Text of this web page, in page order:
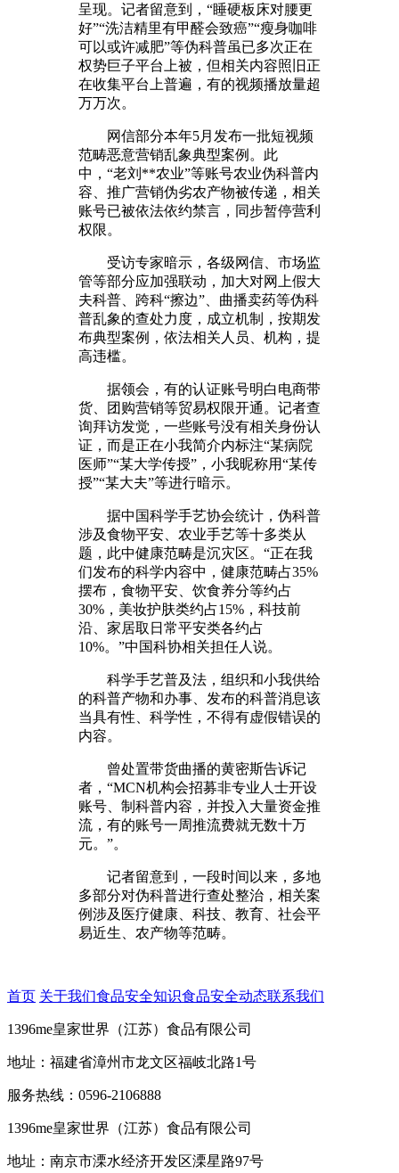
呈现。记者留意到，“睡硬板床对腰更
好”“洗洁精里有甲醛会致癌”“瘦身咖啡
可以或许减肥”等伪科普虽已多次正在
权势巨子平台上被，但相关内容照旧正
在收集平台上普遍，有的视频播放量超
万万次。
网信部分本年5月发布一批短视频
范畴恶意营销乱象典型案例。此
中，“老刘**农业”等账号农业伪科普内
容、推广营销伪劣农产物被传递，相关
账号已被依法依约禁言，同步暂停营利
权限。
受访专家暗示，各级网信、市场监
管等部分应加强联动，加大对网上假大
夫科普、跨科“擦边”、曲播卖药等伪科
普乱象的查处力度，成立机制，按期发
布典型案例，依法相关人员、机构，提
高违槛。
据领会，有的认证账号明白电商带
货、团购营销等贸易权限开通。记者查
询拜访发觉，一些账号没有相关身份认
证，而是正在小我简介内标注“某病院
医师”“某大学传授”，小我昵称用“某传
授”“某大夫”等进行暗示。
据中国科学手艺协会统计，伪科普
涉及食物平安、农业手艺等十多类从
题，此中健康范畴是沉灾区。“正在我
们发布的科学内容中，健康范畴占35%
摆布，食物平安、饮食养分等约占
30%，美妆护肤类约占15%，科技前
沿、家居取日常平安类各约占
10%。”中国科协相关担任人说。
科学手艺普及法，组织和小我供给
的科普产物和办事、发布的科普消息该
当具有性、科学性，不得有虚假错误的
内容。
曾处置带货曲播的黄密斯告诉记
者，“MCN机构会招募非专业人士开设
账号、制科普内容，并投入大量资金推
流，有的账号一周推流费就无数十万
元。”。
记者留意到，一段时间以来，多地
多部分对伪科普进行查处整治，相关案
例涉及医疗健康、科技、教育、社会平
易近生、农产物等范畴。
首页 关于我们食品安全知识食品安全动态联系我们
1396me皇家世界（江苏）食品有限公司
地址：福建省漳州市龙文区福岐北路1号
服务热线：0596-2106888
1396me皇家世界（江苏）食品有限公司
地址：南京市溧水经济开发区溧星路97号